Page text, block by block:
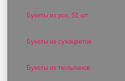
Букеты из роз, 51 шт
Букеты из сухоцветов
Букеты из тюльпанов